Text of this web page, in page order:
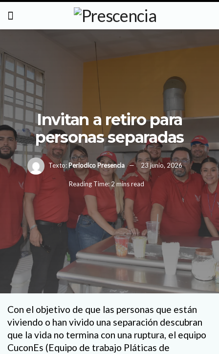
Invitan a retiro para
personas separadas
Texto: Periodico Presencia 23 junio, 2026
Reading Time: 2 mins read
Con el objetivo de que las personas que están
viviendo o han vivido una separación descubran
que la vida no termina con una ruptura, el equipo
CuconEs (Equipo de trabajo Pláticas de